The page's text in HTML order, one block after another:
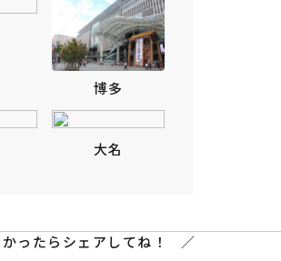
博多
大名
かったらシェアしてね！